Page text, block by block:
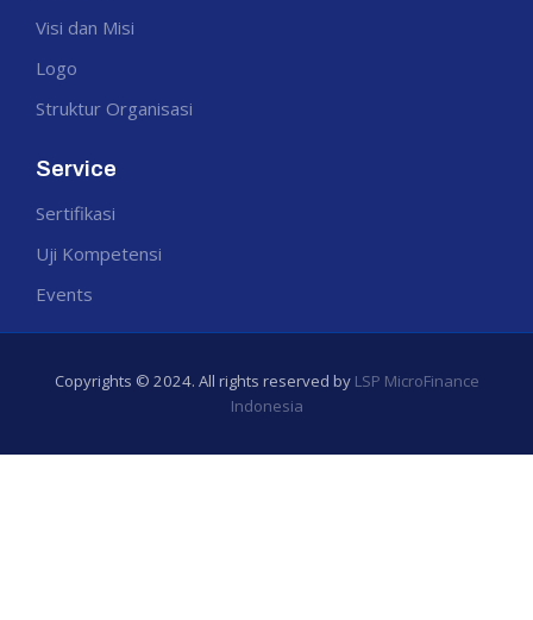
Visi dan Misi
Logo
Struktur Organisasi
Service
Sertifikasi
Uji Kompetensi
Events
Copyrights © 2024. All rights reserved by LSP MicroFinance
Indonesia